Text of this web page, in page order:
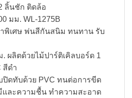
ลิ้นชัก ติดล้อ
มม. WL-1275B
าพิเศษ พ่นสีกันสนิม ทนทาน รับ
ผลิตด้วยไม้ปาร์ติเคิลบอร์ด 1
สีดำ
ดทับด้วย PVC ทนต่อการขีด
และความชื้น ทำความสะอาด